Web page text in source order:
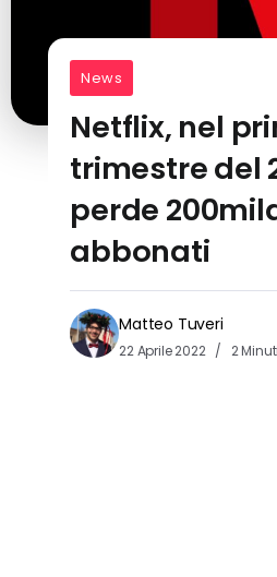
News
Netflix, nel
trimestre del
perde
abbonati
Matteo Tuveri
22 Aprile 2022 2